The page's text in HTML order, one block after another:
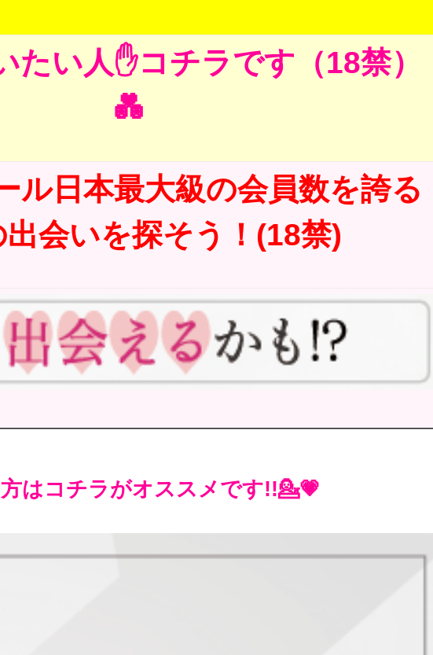
たい人✋コチラです（18禁）
💑
ル日本最大級の会員数を誇る
会いを探そう！(18禁)
はコチラがオススメです!!💁💗